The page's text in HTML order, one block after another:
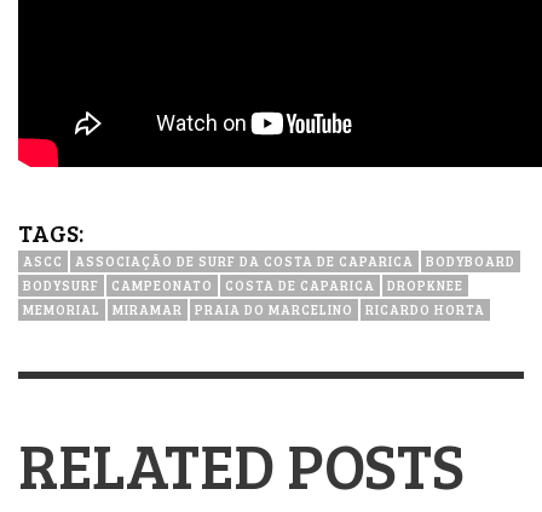
TAGS:
ASCC ASSOCIAÇÃO DE SURF DA COSTA DE CAPARICA
BODYBOARD
BODYSURF
CAMPEONATO COSTA DE CAPARICA
DROPKNEE
MEMORIAL
MIRAMAR PRAIA DO MARCELINO RICARDO HORTA
RELATED POSTS